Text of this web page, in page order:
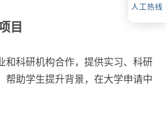
目
和科研机构合作，提供实习、科研
帮助学生提升背景，在大学申请中
人工热线